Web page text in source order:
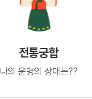
전통궁합
나의 운명의 상대는??